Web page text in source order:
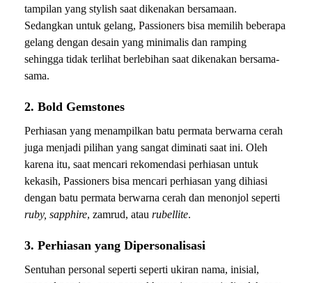
tampilan yang stylish saat dikenakan bersamaan.
Sedangkan untuk gelang, Passioners bisa memilih beberapa
gelang dengan desain yang minimalis dan ramping
sehingga tidak terlihat berlebihan saat dikenakan bersama-
sama.
2. Bold Gemstones
Perhiasan yang menampilkan batu permata berwarna cerah
juga menjadi pilihan yang sangat diminati saat ini. Oleh
karena itu, saat mencari rekomendasi perhiasan untuk
kekasih, Passioners bisa mencari perhiasan yang dihiasi
dengan batu permata berwarna cerah dan menonjol seperti
ruby, sapphire, zamrud, atau rubellite.
3. Perhiasan yang Dipersonalisasi
Sentuhan personal seperti seperti ukiran nama, inisial,